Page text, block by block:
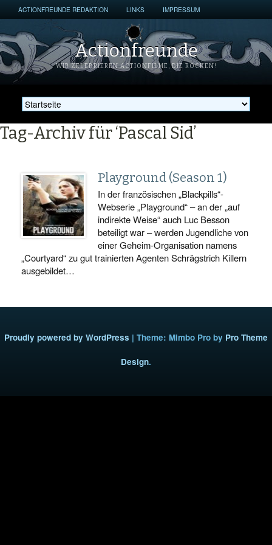
ACTIONFREUNDE REDAKTION LINKS IMPRESSUM
Actionfreunde
WIR ZELEBRIEREN ACTIONFILME, DIE ROCKEN!
Tag-Archiv für ‘Pascal Sid’
Playground (Season 1)
In der französischen „Blackpills“-
Webserie „Playground“ – an der „auf
indirekte Weise“ auch Luc Besson
beteiligt war – werden Jugendliche von
einer Geheim-Organisation namens
„Courtyard“ zu gut trainierten Agenten Schrägstrich Killern
ausgebildet…
Proudly powered by WordPress | Theme: Mimbo Pro by Pro Theme
Design.